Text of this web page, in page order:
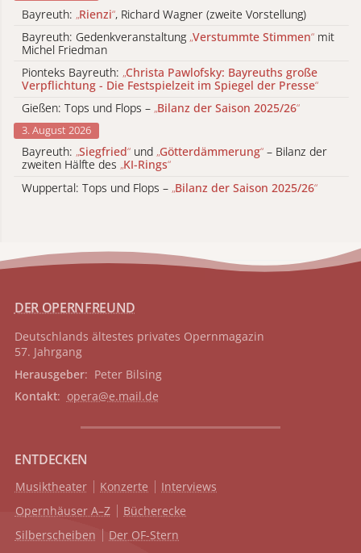
Bayreuth: „Rienzi“, Richard Wagner (zweite Vorstellung)
Bayreuth: Gedenkveranstaltung „Verstummte Stimmen“ mit
Michel Friedman
Pionteks Bayreuth: „Christa Pawlofsky: Bayreuths große
Verpflichtung - Die Festspielzeit im Spiegel der Presse“
Gießen: Tops und Flops – „Bilanz der Saison 2025/26“
3. August 2026
Bayreuth: „Siegfried“ und „Götterdämmerung“ – Bilanz der
zweiten Hälfte des „KI-Rings“
Wuppertal: Tops und Flops – „Bilanz der Saison 2025/26“
DER OPERNFREUND
Deutschlands ältestes privates Opernmagazin
57. Jahrgang
Herausgeber: Peter Bilsing
Kontakt: opera@e.mail.de
ENTDECKEN
Musiktheater Konzerte
Interviews
Opernhäuser A–Z
Bücherecke
Silberscheiben
Der OF-Stern